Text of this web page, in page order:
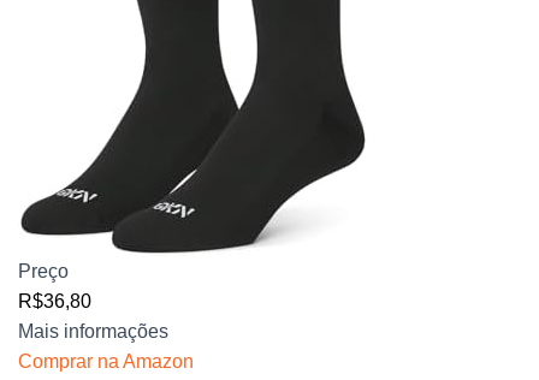
Preço
R$36,80
Mais informações
Comprar na Amazon